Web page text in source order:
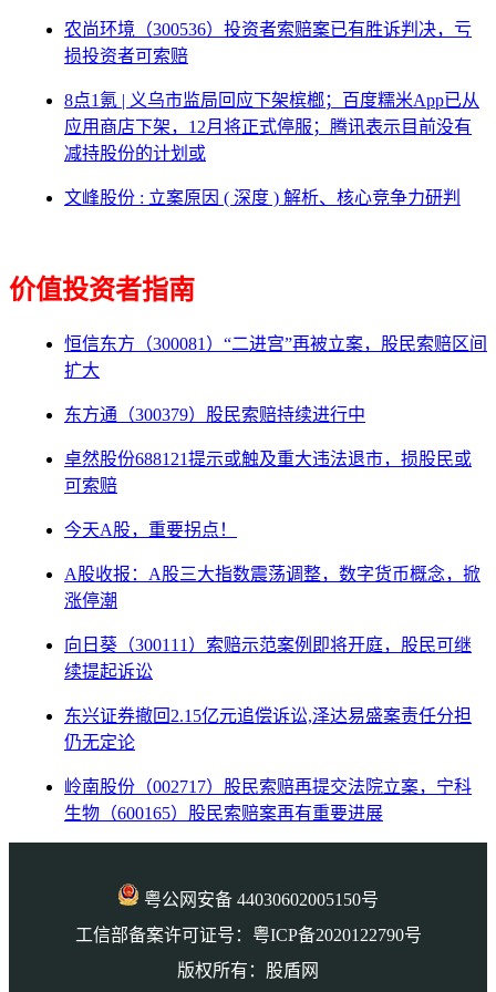
农尚环境（300536）投资者索赔案已有胜诉判决，亏
损投资者可索赔
8点1氪 | 义乌市监局回应下架槟榔；百度糯米App已从
应用商店下架，12月将正式停服；腾讯表示目前没有
减持股份的计划或
文峰股份 : 立案原因 ( 深度 ) 解析、核心竞争力研判
价值投资者指南
恒信东方（300081）“二进宫”再被立案，股民索赔区间
扩大
东方通（300379）股民索赔持续进行中
卓然股份688121提示或触及重大违法退市，损股民或
可索赔
今天A股，重要拐点！
A股收报：A股三大指数震荡调整，数字货币概念，掀
涨停潮
向日葵（300111）索赔示范案例即将开庭，股民可继
续提起诉讼
东兴证券撤回2.15亿元追偿诉讼,泽达易盛案责任分担
仍无定论
岭南股份（002717）股民索赔再提交法院立案，宁科
生物（600165）股民索赔案再有重要进展
粤公网安备 44030602005150号
工信部备案许可证号：粤ICP备2020122790号
版权所有：股盾网